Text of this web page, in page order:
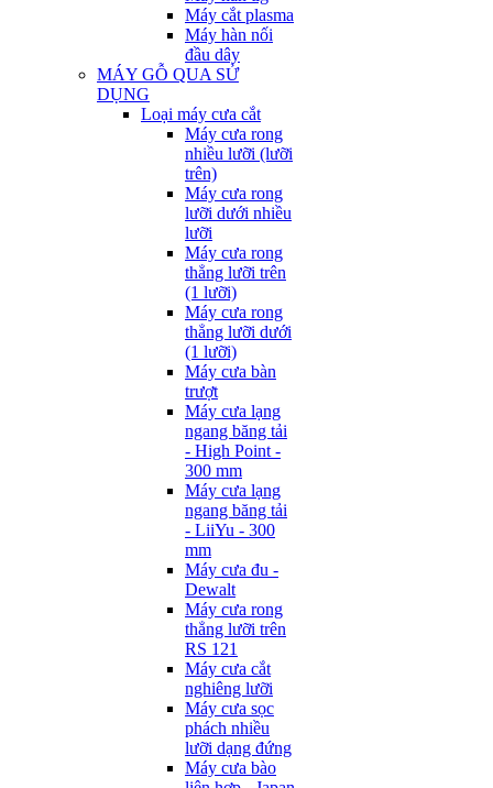
Máy cắt plasma
Máy hàn nối
đầu dây
MÁY GỖ QUA SỬ
DỤNG
Loại máy cưa cắt
Máy cưa rong
nhiều lưỡi (lưỡi
trên)
Máy cưa rong
lưỡi dưới nhiều
lưỡi
Máy cưa rong
thẳng lưỡi trên
(1 lưỡi)
Máy cưa rong
thẳng lưỡi dưới
(1 lưỡi)
Máy cưa bàn
trượt
Máy cưa lạng
ngang băng tải
- High Point -
300 mm
Máy cưa lạng
ngang băng tải
- LiiYu - 300
mm
Máy cưa đu -
Dewalt
Máy cưa rong
thẳng lưỡi trên
RS 121
Máy cưa cắt
nghiêng lưỡi
Máy cưa sọc
phách nhiều
lưỡi dạng đứng
Máy cưa bào